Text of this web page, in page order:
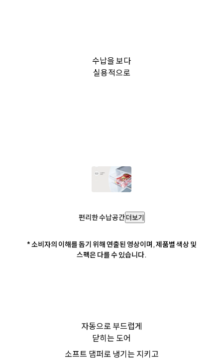
수납을 보다
실용적으로
편리한 수납공간 더보기
* 소비자의 이해를 돕기 위해 연출된 영상이며, 제품별 색상 및
스펙은 다를 수 있습니다.
자동으로 부드럽게
닫히는 도어
소프트 댐퍼로 냉기는 지키고